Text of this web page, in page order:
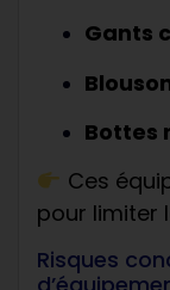
Gants
Bottes
Ces
pour limiter
Risques